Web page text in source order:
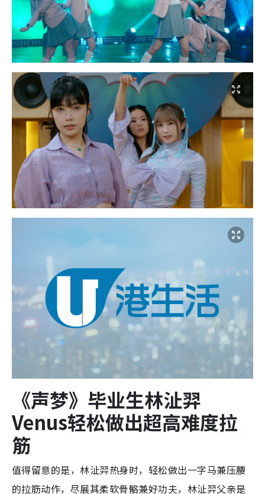
《声梦》毕业生林沚羿
Venus轻松做出超高难度拉
筋
值得留意的是，林沚羿热身时，轻松做出一字马兼压腰
的拉筋动作，尽展其柔软骨骼兼好功夫，林沚羿父亲是